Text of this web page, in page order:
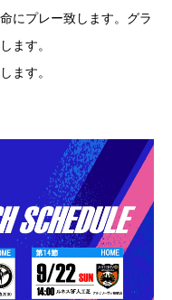
にプレー致します。グラ
ます。
ます。